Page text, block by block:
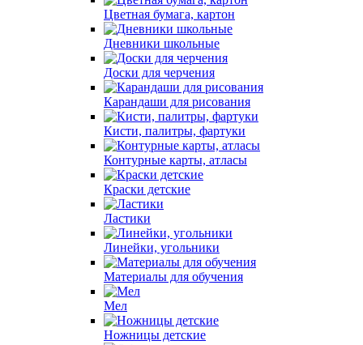
Цветная бумага, картон
Дневники школьные
Доски для черчения
Карандаши для рисования
Кисти, палитры, фартуки
Контурные карты, атласы
Краски детские
Ластики
Линейки, угольники
Материалы для обучения
Мел
Ножницы детские